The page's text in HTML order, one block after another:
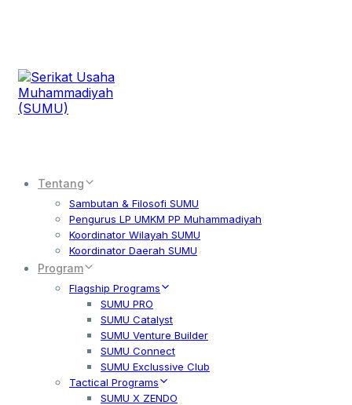
Tentang
Sambutan & Filosofi SUMU
Pengurus LP UMKM PP Muhammadiyah
Koordinator Wilayah SUMU
Koordinator Daerah SUMU
Program
Flagship Programs
SUMU PRO
SUMU Catalyst
SUMU Venture Builder
SUMU Connect
SUMU Exclussive Club
Tactical Programs
SUMU X ZENDO